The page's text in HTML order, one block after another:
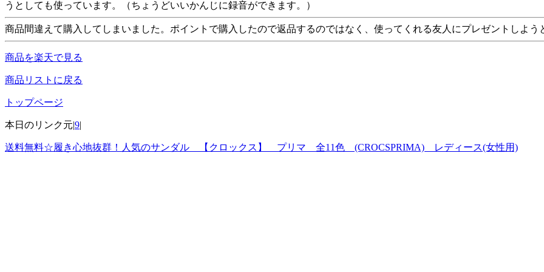
うとしても使っています。（ちょうどいいかんじに録音ができます。）
商品間違えて購入してしまいました。ポイントで購入したので返品するのではなく、使ってくれる友人にプレゼントしよう
商品を楽天で見る
商品リストに戻る
トップページ
本日のリンク元|9|
送料無料☆履き心地抜群！人気のサンダル 【クロックス】 プリマ 全11色 (CROCSPRIMA) レディース(女性用)